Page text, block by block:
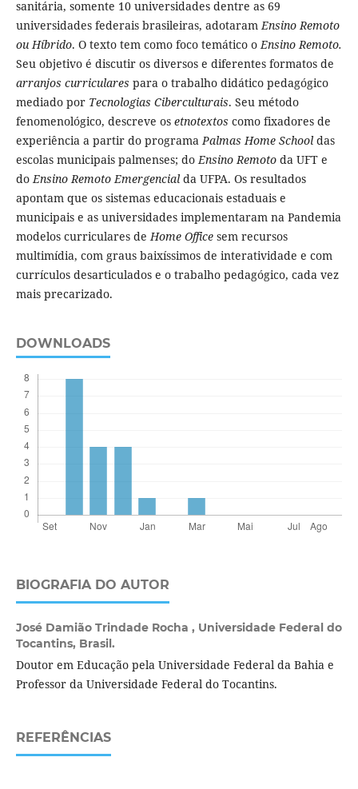
sanitária, somente 10 universidades dentre as 69
universidades federais brasileiras, adotaramEnsino Remoto
ou Híbrido. O texto tem como foco temático oEnsino Remoto.
Seu objetivo é discutir os diversos e diferentes formatos de
arranjos curriculares para o trabalho didático pedagógico
mediado por Tecnologias Ciberculturais. Seu método
fenomenológico, descreve os etnotextos como fixadores de
experiência a partir do programaPalmas Home Schooldas
escolas municipais palmenses; doEnsino Remotoda UFT e
doEnsino Remoto Emergencialda UFPA. Os resultados
apontam que os sistemas educacionais estaduais e
municipais e as universidades implementaram na Pandemia
modelos curriculares deHome Officesem recursos
multimídia, com graus baixíssimos de interatividade e com
currículos desarticulados e o trabalho pedagógico, cada vez
mais precarizado.
DOWNLOADS
BIOGRAFIA DO AUTOR
José Damião Trindade Rocha , Universidade Federal do
Tocantins, Brasil.
Doutor em Educação pela Universidade Federal da Bahia e
Professor da Universidade Federal do Tocantins.
REFERÊNCIAS